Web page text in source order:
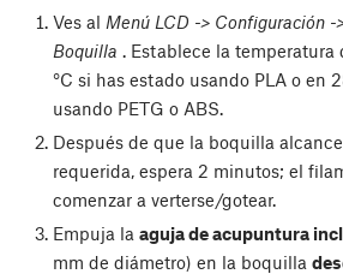
Ves al Menú LCD -> Configuración -
Boquilla . Establece la
°C si has estado usando PLA o en
usando PETG o ABS.
Después de que la boquilla
requerida, espera 2 minutos; el
comenzar a verterse/gotear.
Empuja la aguja de acupuntura
mm de diámetro) en la boquilla